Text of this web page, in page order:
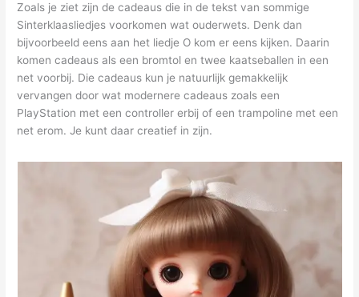
Zoals je ziet zijn de cadeaus die in de tekst van sommige
Sinterklaasliedjes voorkomen wat ouderwets. Denk dan
bijvoorbeeld eens aan het liedje O kom er eens kijken. Daarin
komen cadeaus als een bromtol en twee kaatseballen in een
net voorbij. Die cadeaus kun je natuurlijk gemakkelijk
vervangen door wat modernere cadeaus zoals een
PlayStation met een controller erbij of een trampoline met een
net erom. Je kunt daar creatief in zijn.